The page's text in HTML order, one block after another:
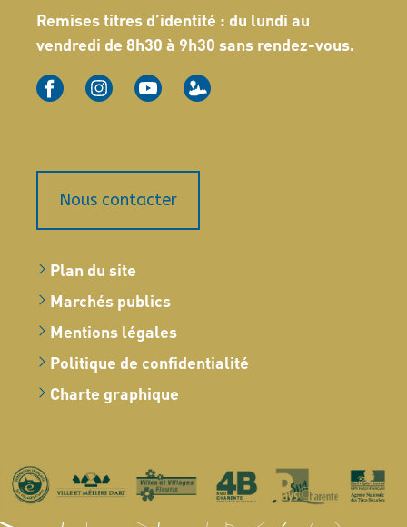
Remises titres d’identité : du lundi au
vendredi de 8h30 à 9h30 sans rendez-vous.
Nous contacter
Plan du site
Marchés publics
Mentions légales
Politique de confidentialité
Charte graphique